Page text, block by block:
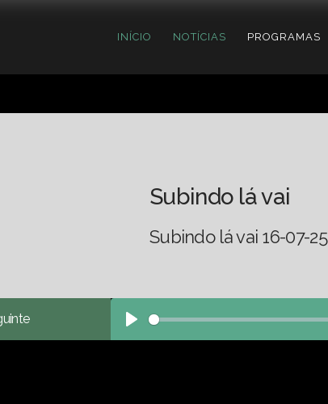
INÍCIO NOTÍCIAS PROGRAMAS
Subindo lá vai
Subindo lá vai 16-07-25
Play